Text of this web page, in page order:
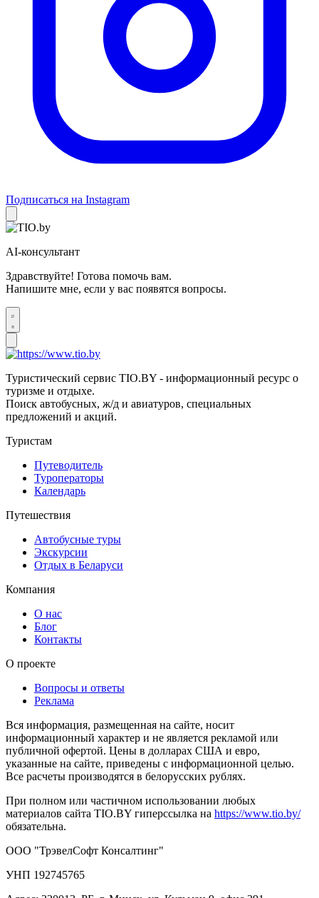
Подписаться на Instagram
AI-консультант
Здравствуйте! Готова помочь вам.
Напишите мне, если у вас появятся вопросы.
Туристический сервис TIO.BY - информационный ресурс о
туризме и отдыхе.
Поиск автобусных, ж/д и авиатуров, специальных
предложений и акций.
Туристам
Путеводитель
Туроператоры
Календарь
Путешествия
Автобусные туры
Экскурсии
Отдых в Беларуси
Компания
О нас
Блог
Контакты
О проекте
Вопросы и ответы
Реклама
Вся информация, размещенная на сайте, носит
информационный характер и не является рекламой или
публичной офертой. Цены в долларах США и евро,
указанные на сайте, приведены с информационной целью.
Все расчеты производятся в белорусских рублях.
При полном или частичном использовании любых
материалов сайта TIO.BY гиперссылка на https://www.tio.by/
обязательна.
ООО "ТрэвелСофт Консалтинг"
УНП 192745765